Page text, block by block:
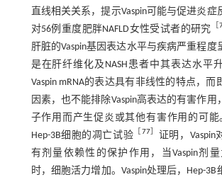
直线相关关系，提示Vaspin可能与促进炎症
对56例重度肥胖NAFLD女性受试者的研究 ［
肝脏的Vaspin基因表达水平与疾病严重程度
是在肝纤维化及NASH患者中其表达水平
Vaspin mRNA的表达具有非线性的特点，而
因素，也不能排除Vaspin高表达的有害作用
子作用而产生促炎或其他有害作用的可能
Hep-3B细胞的凋亡试验 ［ 77］ 证明，Vaspin
有剂量依赖性的保护作用，当Vaspin剂量
时，细胞活力增加。Vaspin处理后，Hep-